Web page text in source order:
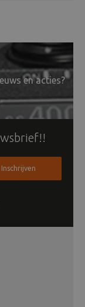
en acties?
Inschrijven